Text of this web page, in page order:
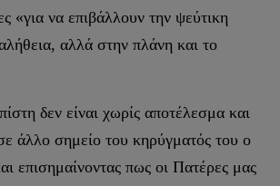
«για να επιβάλλουν την ψεύτικη
αλλά στην πλάνη και το
δεν είναι χωρίς αποτέλεσμα και
άλλο σημείο του κηρύγματός του ο
επισημαίνοντας πως οι Πατέρες μας